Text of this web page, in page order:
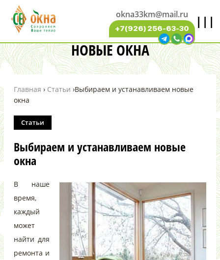
|||
okna33km@mail.ru
+7(926) 256-63-30
ВЫБИРАЕМ И УСТАНАВЛИВАЕМ
НОВЫЕ ОКНА
Главная › Статьи ›Выбираем и устанавливаем новые
окна
Статьи
Выбираем и устанавливаем новые
окна
В наше
время,
каждый
может
найти для
ремонта и